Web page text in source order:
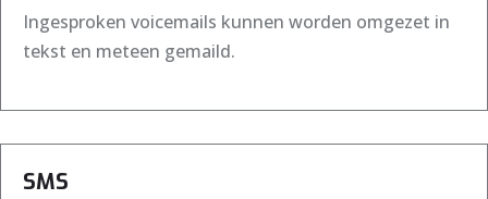
Ingesproken voicemails kunnen worden omgezet in
tekst en meteen gemaild.
SMS